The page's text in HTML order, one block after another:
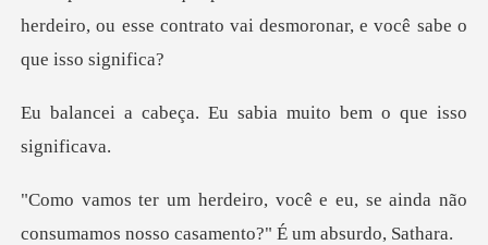
Eu sabia muito bem o
e eu, se ainda não
consumamos noss